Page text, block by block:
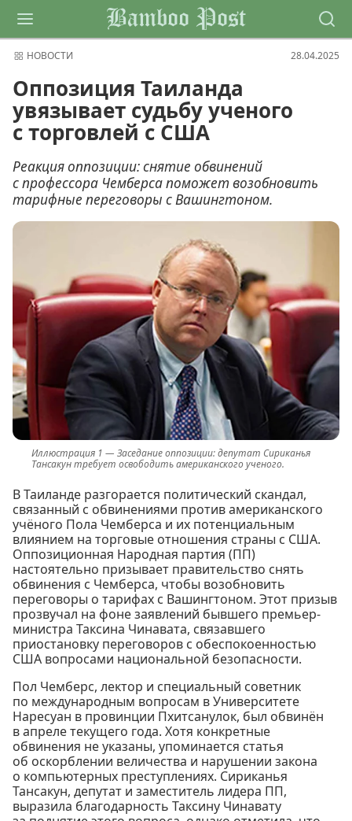
Bamboo Post
НОВОСТИ 28.04.2025
Оппозиция Таиланда
увязывает судьбу ученого
с торговлей с США
Реакция оппозиции: снятие обвинений
с профессора Чемберса поможет возобновить
тарифные переговоры с Вашингтоном.
Заседание оппозиции: депутат Сириканья
Тансакун требует освободить американского ученого.
В Таиланде разгорается политический скандал,
связанный с обвинениями против американского
учёного Пола Чемберса и их потенциальным
влиянием на торговые отношения страны с США.
Оппозиционная Народная партия (ПП)
настоятельно призывает правительство снять
обвинения с Чемберса, чтобы возобновить
переговоры о тарифах с Вашингтоном. Этот призыв
прозвучал на фоне заявлений бывшего премьер-
министра Таксина Чинавата, связавшего
приостановку переговоров с обеспокоенностью
США вопросами национальной безопасности.
Пол Чемберс, лектор и специальный советник
по международным вопросам в Университете
Наресуан в провинции Пхитсанулок, был обвинён
в апреле текущего года. Хотя конкретные
обвинения не указаны, упоминается статья
об оскорблении величества и нарушении закона
о компьютерных преступлениях. Сириканья
Тансакун, депутат и заместитель лидера ПП,
выразила благодарность Таксину Чинавату